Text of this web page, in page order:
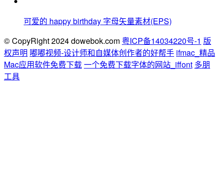
可爱的 happy birthday 字母矢量素材(EPS)
© CopyRight 2024 dowebok.com 粤ICP备14034220号-1 版
权声明 嘟嘟视频-设计师和自媒体创作者的好帮手 ifmac_精品
Mac应用软件免费下载一个免费下载字体的网站_iffont 多朋
工具